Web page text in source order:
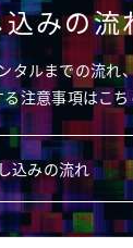
みの流
タルまでの流れ
注意事項はこ
込みの流れ